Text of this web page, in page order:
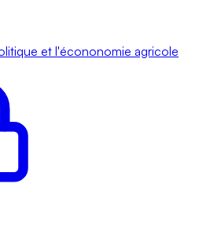
et l'écononomie agricole